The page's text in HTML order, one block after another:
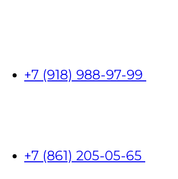
+7 (918) 988-97-99
+7 (861) 205-05-65